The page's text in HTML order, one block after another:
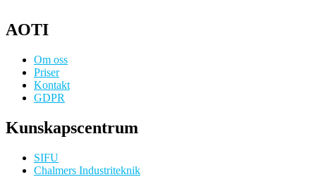
AOTI
Om oss
Priser
Kontakt
GDPR
Kunskapscentrum
SIFU
Chalmers Industriteknik